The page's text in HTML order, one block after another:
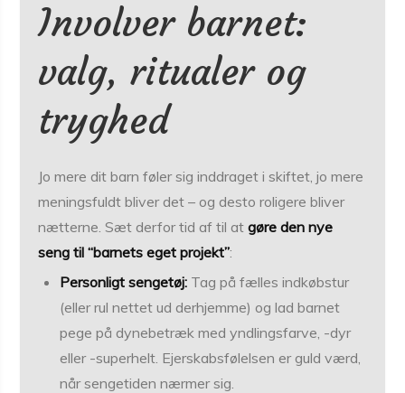
Involver barnet:
valg, ritualer og
tryghed
Jo mere dit barn føler sig inddraget i skiftet, jo mere
meningsfuldt bliver det – og desto roligere bliver
nætterne. Sæt derfor tid af til atgøre den nye
seng til “barnets eget projekt”:
Personligt sengetøj: Tag på fælles indkøbstur
(eller rul nettet ud derhjemme) og lad barnet
pege på dynebetræk med yndlingsfarve, -dyr
eller -superhelt. Ejerskabsfølelsen er guld værd,
når sengetiden nærmer sig.